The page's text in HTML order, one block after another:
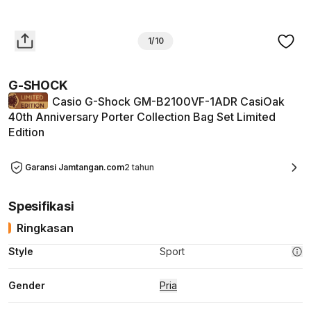
1/10
G-SHOCK
Casio G-Shock GM-B2100VF-1ADR CasiOak
40th Anniversary Porter Collection Bag Set Limited
Edition
Garansi Jamtangan.com2 tahun
Spesifikasi
Ringkasan
Style Sport
Gender Pria